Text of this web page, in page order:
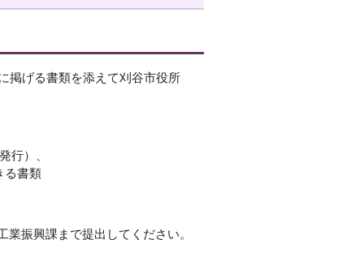
掲げる書類を添えて刈谷市役所
行）、
る書類
振興課まで提出してください。